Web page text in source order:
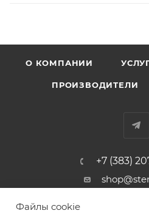
О КОМПАНИИ
ПРОИЗВОДИТЕЛИ
+7 (383)
г.Новосибирск
Файлы cookie